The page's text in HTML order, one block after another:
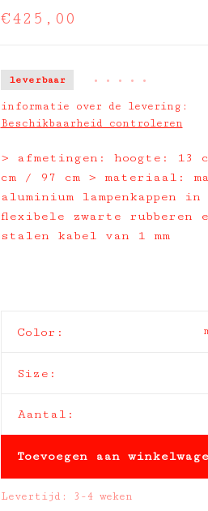
€425,00
leverbaar • • • • •
informatie over de levering:
Beschikbaarheid controleren
> afmetingen: hoogte: 13
cm / 97 cm > materiaal:
aluminium lampenkappen
flexibele zwarte
stalen kabel van 1 mm
Color:
Size:
Aantal:
Toevoegen aan
Levertijd: 3-4 weken